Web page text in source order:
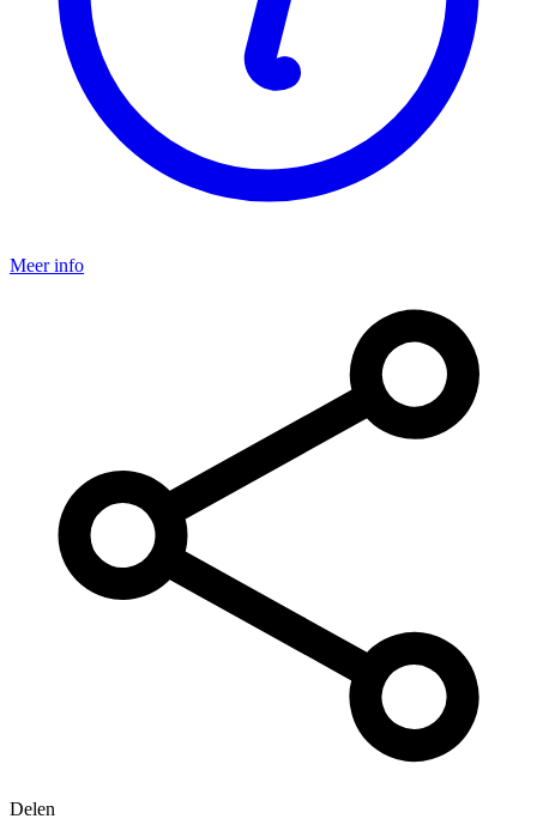
Meer info
Delen